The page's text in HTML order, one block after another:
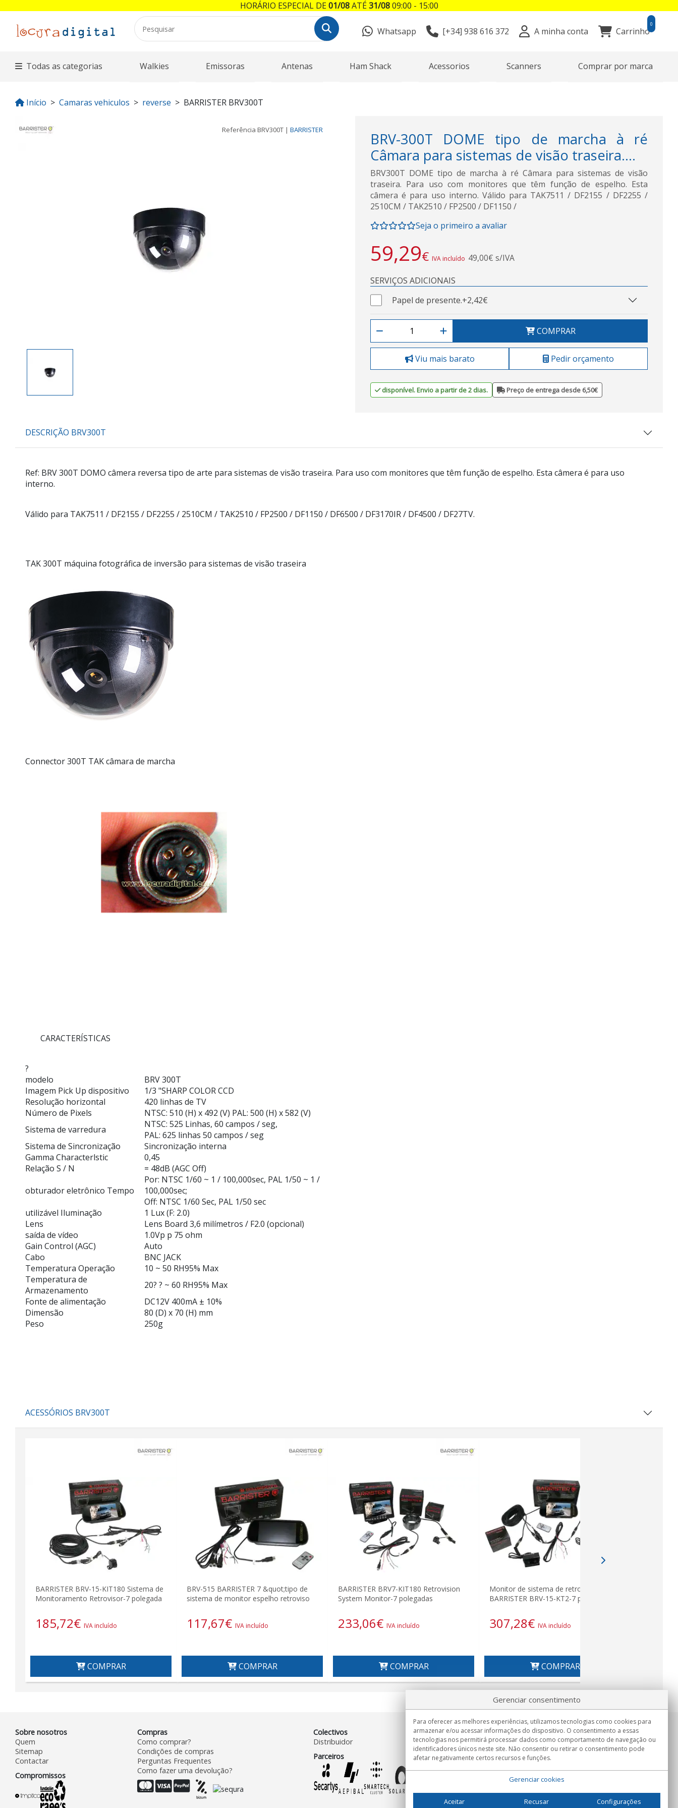
Whatsapp [+34] 938 616 372 A minha conta Carrinho
0
Todas as categorias Walkies Emissoras Antenas Ham Shack Acessorios Scanners Comprar por marca
Início Camaras vehiculos reverse BARRISTER BRV300T
Referência BRV300T | BARRISTER
BRV-300T DOME tipo de marcha à ré
Câmara para sistemas de visão traseira....
BRV300T DOME tipo de marcha à ré Câmara para sistemas de visão
traseira. Para uso com monitores que têm função de espelho. Esta
câmera é para uso interno. Válido para TAK7511 / DF2155 / DF2255 /
2510CM / TAK2510 / FP2500 / DF1150 /
Seja o primeiro a avaliar
59,29€ IVA incluído 49,00€ s/IVA
SERVIÇOS ADICIONAIS
Papel de presente.+2,42€
COMPRAR
Viu mais barato Pedir orçamento
disponível. Envio a partir de 2 dias. Preço de entrega desde 6,50€
DESCRIÇÃO BRV300T
Ref: BRV300T DOMO câmera reversa tipo de arte para sistemas de visão traseira. Para uso com monitores que têm função de espelho. Esta câmera é para uso
interno.
Válido para TAK7511 / DF2155 / DF2255 / 2510CM / TAK2510 / FP2500 / DF1150 / DF6500 / DF3170IR / DF4500 / DF27TV.
TAK 300T máquina fotográfica de inversão para sistemas de visão traseira
Connector 300T TAK câmara de marcha
CARACTERÍSTICAS
?
modelo
BRV 300T
Imagem Pick Up dispositivo
1/3 "SHARP COLOR CCD
Resolução horizontal
420 linhas de TV
Número de Pixels
NTSC: 510 (H) x 492 (V) PAL: 500 (H) x 582 (V)
Sistema de varredura
NTSC: 525 Linhas, 60 campos / seg,
PAL: 625 linhas 50 campos / seg
Sistema de Sincronização
Sincronização interna
Gamma Characterlstic
0,45
Relação S / N
= 48dB (AGC Off)
obturador eletrônico Tempo
Por: NTSC 1/60 ~ 1 / 100,000sec, PAL 1/50 ~ 1 /
100,000sec;
Off: NTSC 1/60 Sec, PAL 1/50 sec
utilizável Iluminação
1 Lux (F: 2.0)
Lens
Lens Board 3,6 milímetros / F2.0 (opcional)
saída de vídeo
1.0Vp p 75 ohm
Gain Control (AGC)
Auto
Cabo
BNC JACK
Temperatura Operação
10 ~ 50 RH95% Max
Temperatura de
Armazenamento
20? ? ~ 60 RH95% Max
Fonte de alimentação
DC12V 400mA ± 10%
Dimensão
80 (D) x 70 (H) mm
Peso
250g
ACESSÓRIOS BRV300T
BARRISTER BRV-15-KIT180 Sistema de
Monitoramento Retrovisor-7 polegada
185,72€ IVA incluído
COMPRAR
BRV-515 BARRISTER 7 &quot;tipo de
sistema de monitor espelho retroviso
117,67€ IVA incluído
COMPRAR
BARRISTER BRV7-KIT180 Retrovision
System Monitor-7 polegadas
233,06€ IVA incluído
COMPRAR
Monitor de sistema de retrovisor
BARRISTER BRV-15-KT2-7 polegadas
307,28€ IVA incluído
COMPRAR
Sobre nosotros
Quem
Sitemap
Contactar
Compromissos
Compras
Como comprar?
Condições de compras
Perguntas Frequentes
Como fazer uma devolução?
Colectivos
Distribuidor
Parceiros
Informação
Seg.-Sex. 9:00h - 15:00h.
Entrega em
Gerenciar consentimento
Para oferecer as melhores experiências, utilizamos tecnologias como cookies para
armazenar e/ou acessar informações do dispositivo. O consentimento a essas
tecnologias nos permitirá processar dados como comportamento de navegação ou
identificadores únicos neste site. Não consentir ou retirar o consentimento pode
afetar negativamente certos recursos e funções.
Gerenciar cookies
Aceitar Recusar Configurações
HORÁRIO ESPECIAL DE01/08ATÉ31/0809:00 - 15:00